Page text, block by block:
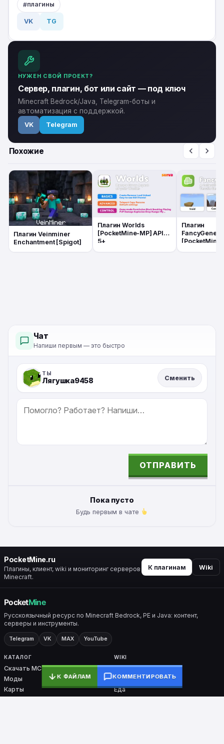
плагины
VK TG
НУЖЕН СВОЙ ПРОЕКТ?
Сервер, плагин, бот или сайт — под ключ
Minecraft Bedrock/Java, Telegram-боты и
автоматизация с поддержкой.
VK Telegram
Похожие
Плагин Veinminer
Enchantment [Spigot]
Плагин Worlds
[PocketMine-MP] API
5+
Плагин
[PocketMine-
Чат
Напиши первым — это быстро
ТЫ
Лягушка9458 Сменить
СООБЩЕНИЕ
ОТПРАВИТЬ
Пока пусто
Будь первым в чате
PocketMine.ru
Плагины, клиент, wiki и мониторинг серверов
Minecraft.
К плагинам Wiki
Русскоязычный ресурс по Minecraft Bedrock, PE и Java: контент,
серверы и инструменты.
Telegram VK MAX YouTube
КАТАЛОГ
Скачать MC
Моды
Карты
WIKI
Все разделы
Крафты
Еда
К ФАЙЛАМ КОММЕНТИРОВАТЬ